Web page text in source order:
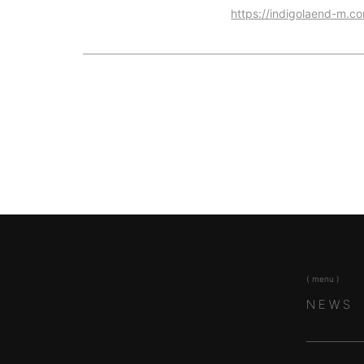
https://indigolaend-
( menu )
NEWS